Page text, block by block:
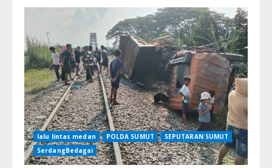
lalu lintas medan POLDA SUMUT
SEPUTARAN SUMUT
SerdangBedagai